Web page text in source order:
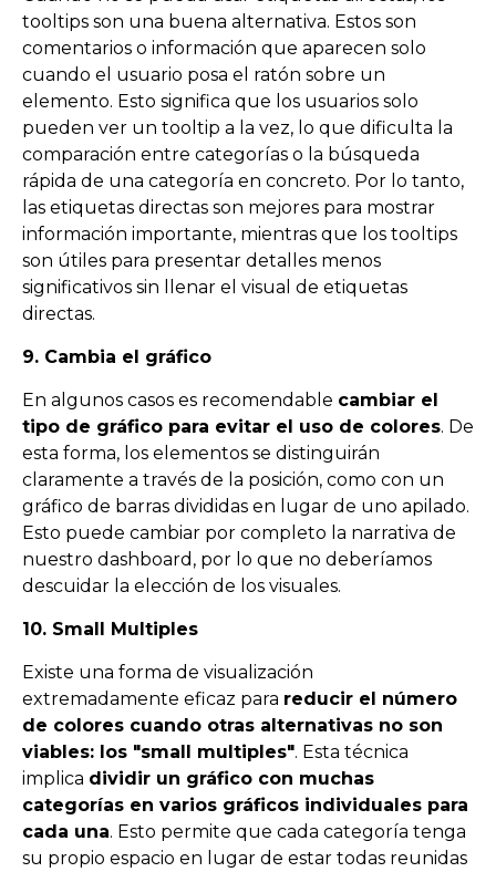
tooltips son una buena alternativa. Estos son
comentarios o información que aparecen solo
cuando el usuario posa el ratón sobre un
elemento. Esto significa que los usuarios solo
pueden ver un tooltip a la vez, lo que dificulta la
comparación entre categorías o la búsqueda
rápida de una categoría en concreto. Por lo tanto,
las etiquetas directas son mejores para mostrar
información importante, mientras que los tooltips
son útiles para presentar detalles menos
significativos sin llenar el visual de etiquetas
directas.
9. Cambia el gráfico
En algunos casos es recomendable cambiar el
tipo de gráfico para evitar el uso de colores. De
esta forma, los elementos se distinguirán
claramente a través de la posición, como con un
gráfico de barras divididas en lugar de uno apilado.
Esto puede cambiar por completo la narrativa de
nuestro dashboard, por lo que no deberíamos
descuidar la elección de los visuales.
10. Small Multiples
Existe una forma de visual ización
extremadamente eficaz para reducir el número
de colores cuando otras alternativas no son
viables: los "small multiples". Esta técnica
impl ica dividir un gráfico con muchas
categorías en varios gráficos individuales para
cada una. Esto permite que cada categoría tenga
su propio espacio en ugar de estar todas reunidas